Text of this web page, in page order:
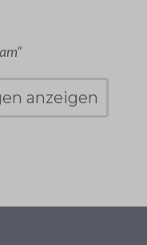
anzeigen